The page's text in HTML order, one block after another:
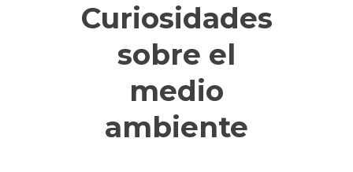
Curiosidades
sobre el
medio
ambiente